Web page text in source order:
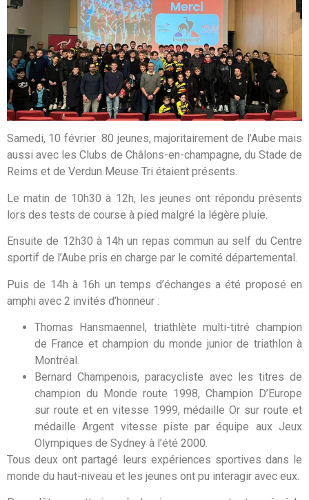
Samedi, 10 février 80 jeunes, majoritairement de l’Aube mais
aussi avec les Clubs de Châlons-en-champagne, du Stade de
Reims et de Verdun Meuse Tri étaient présents.
Le matin de 10h30 à 12h, les jeunes ont répondu présents
lors des tests de course à pied malgré la légère pluie.
Ensuite de 12h30 à 14h un repas commun au self du Centre
sportif de l’Aube pris en charge par le comité départemental.
Puis de 14h à 16h un temps d’échanges a été proposé en
amphi avec 2 invités d’honneur :
Thomas Hansmaennel, triathlète multi-titré champion
de France et champion du monde junior de triathlon à
Montréal.
Bernard Champenois, paracycliste avec les titres de
champion du Monde route 1998, Champion D’Europe
sur route et en vitesse 1999, médaille Or sur route et
médaille Argent vitesse piste par équipe aux Jeux
Olympiques de Sydney à l’été 2000.
Tous deux ont partagé leurs expériences sportives dans le
monde du haut-niveau et les jeunes ont pu interagir avec eux.